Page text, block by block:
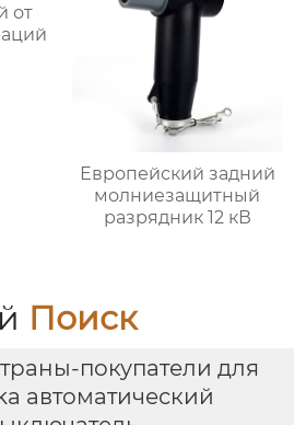
от
Европейский задний
молниезащитный
разрядник 12 кВ
Поиск
покупатели для
автоматический